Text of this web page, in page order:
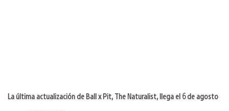
La última actualización de Ball x Pit, The Naturalist, llega el 6 de agosto